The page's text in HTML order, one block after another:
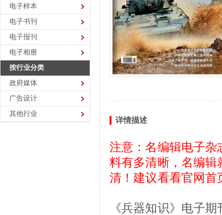
电子样本
电子书刊
电子报刊
电子相册
按行业分类
政府媒体
广告设计
其他行业
详情描述
注意：名编辑电子杂
料有多清晰，名编辑
清！建议看看官网首
《兵器知识》电子期